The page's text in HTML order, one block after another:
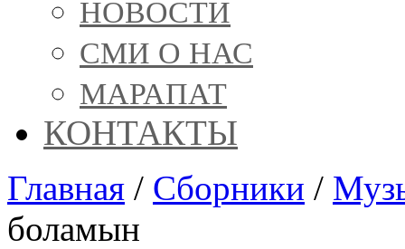
НОВОСТИ
СМИ О НАС
МАРАПАТ
КОНТАКТЫ
Главная / Сборники /
боламын